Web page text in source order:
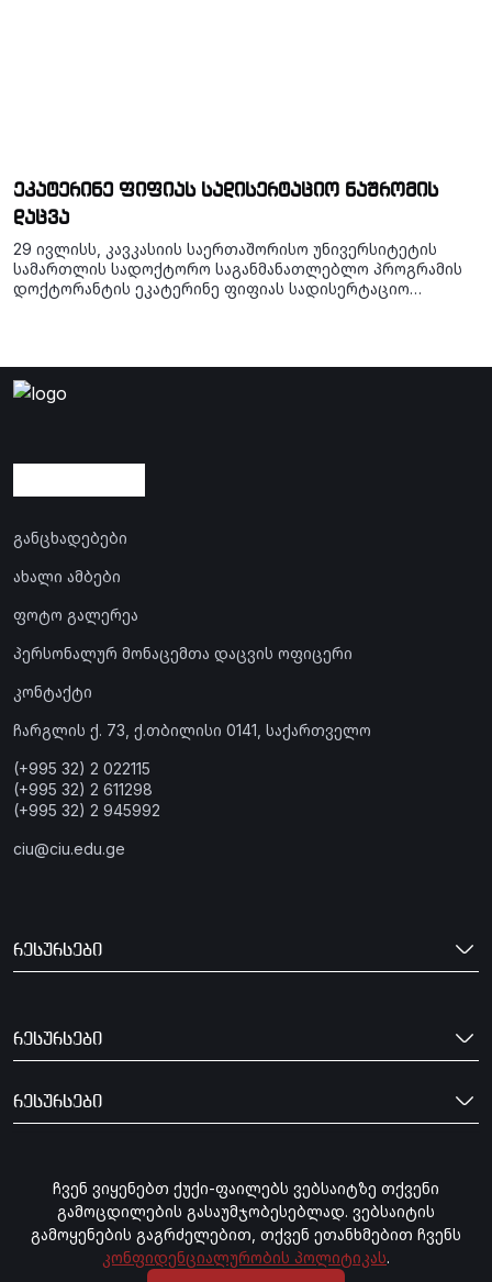
ეკატერინე ფიფიას სადისერტაციო ნაშრომის
დაცვა
29 ივლისს, კავკასიის საერთაშორისო უნივერსიტეტის
სამართლის სადოქტორო საგანმანათლებლო პროგრამის
დოქტორანტის ეკატერინე ფიფიას სადისერტაციო
განცხადებები
ახალი ამბები
ფოტო გალერეა
პერსონალურ მონაცემთა დაცვის ოფიცერი
კონტაქტი
ჩარგლის ქ. 73, ქ.თბილისი 0141, საქართველო
(+995 32) 2 022115
(+995 32) 2 611298
(+995 32) 2 945992
ciu@ciu.edu.ge
რესურსები
რესურსები
რესურსები
გამოიწერე სიახლეები CIU
გამოწერა
ჩვენ ვიყენებთ ქუქი-ფაილებს ვებსაიტზე თქვენი
გამოცდილების გასაუმჯობესებლად. ვებსაიტის
გამოყენების გაგრძელებით, თქვენ ეთანხმებით ჩვენს
კონფიდენციალურობის პოლიტიკას.